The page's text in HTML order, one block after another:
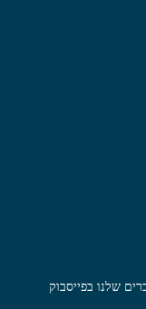
שלנו בפייסבוק